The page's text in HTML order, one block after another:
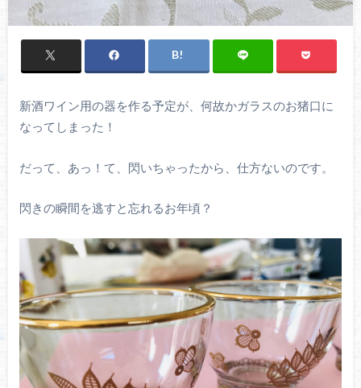
新酒ワイン用の器を作る予定が、何故かガラスのお猪口に
なってしまった！
だって、あっ！て、閃いちゃったから、仕方ないのです。
閃きの瞬間を逃すと忘れるお年頃？